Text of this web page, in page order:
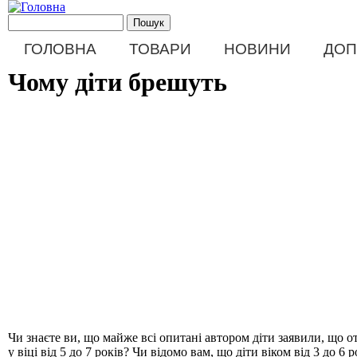
Перейти до основного матеріалу
Пошукова форма
Main menu
ГОЛОВНА ТОВАРИ НОВИНИ
Чому діти брешуть
Чи знаєте ви, що майже всі опитані автором діти заявили, що
у віці від 5 до 7 років? Чи відомо вам, що діти віком від 3 до 6